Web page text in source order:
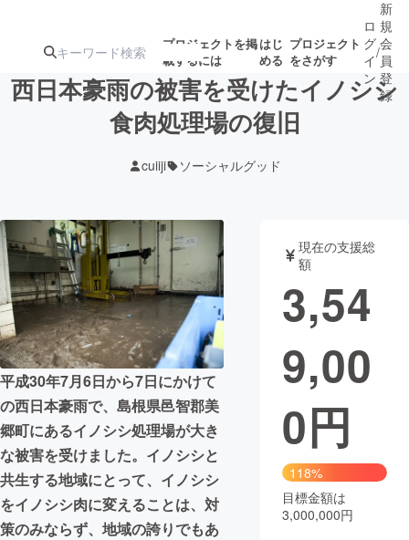
プロジェクトを掲
載するには
はじ
める
プロジェクト
をさがす
ジェクト
ロジェクト
アート・写真 音楽
テクノロジー・ガジェット ゲーム・サ
映像・映画
ビジネス・起業
まちづくり・地域活性化
CAMPFIRE for Social Good
CAMPFIRE Creation
CAMPFIREふるさと納税machi-ya コミュニティ
ロ
グ
イ
ン
/
新
規
会
員
登
録
西日本豪雨の被害を受けたイノシシ
食肉処理場の復旧
cuiiji ソーシャルグッド
平成30年7月6日から7日にかけて
の西日本豪雨で、島根県邑智郡美
郷町にあるイノシシ処理場が大き
な被害を受けました。イノシシと
共生する地域にとって、イノシシ
をイノシシ肉に変えることは、対
策のみならず、地域の誇りでもあ
現在の支援総
額
3,54
9,00
0円
118%
目標金額は
3,000,000円